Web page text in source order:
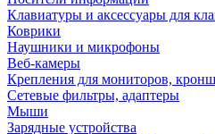
Клавиатуры и аксессуары для
Коврики
Наушники и микрофоны
Веб-камеры
Крепления для мониторов,
Сетевые фильтры, адаптеры
Мыши
Зарядные устройства